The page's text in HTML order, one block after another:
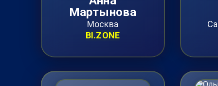
Мартынова
Москва
BI.ZONE